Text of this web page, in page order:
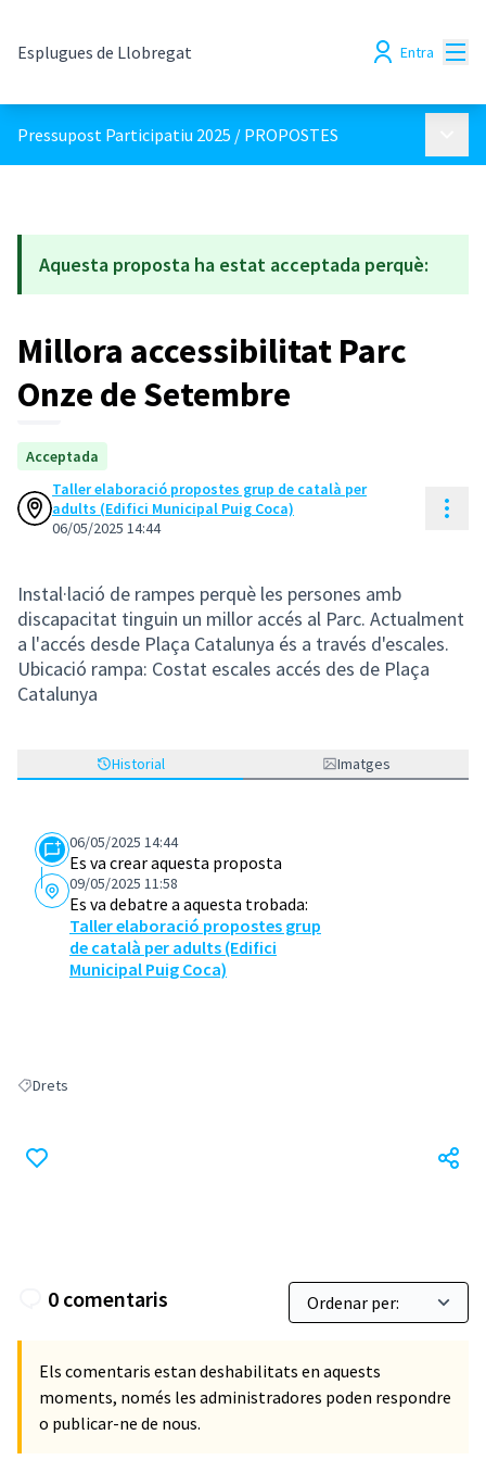
Esplugues de Llobregat Entra
Pressupost Participatiu 2025 / PROPOSTES
Aquesta proposta ha estat acceptada perquè:
Millora accessibilitat Parc
Onze de Setembre
Acceptada
Taller elaboració propostes grup de català per
adults (Edifici Municipal Puig Coca)
06/05/2025 14:44
Instal·lació de rampes perquè les persones amb
discapacitat tinguin un millor accés al Parc. Actualment
a l'accés desde Plaça Catalunya és a través d'escales.
Ubicació rampa: Costat escales accés des de Plaça
Catalunya
Historial Imatges
06/05/2025 14:44
Es va crear aquesta proposta
09/05/2025 11:58
Es va debatre a aquesta trobada:
Taller elaboració propostes grup
de català per adults (Edifici
Municipal Puig Coca)
Resultats en filtrar per: Drets
Drets
0 comentaris
Els comentaris estan deshabilitats en aquests
moments, només les administradores poden respondre
o publicar-ne de nous.